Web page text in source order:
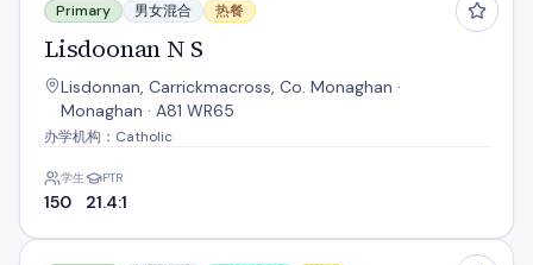
Primary 男女混合 热餐
Lisdoonan N S
Lisdonnan, Carrickmacross, Co. Monaghan ·
Monaghan · A81 WR65
办学机构：Catholic
学生
150
PTR
21.4:1
Naomh Micheal